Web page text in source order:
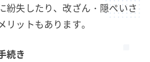
紛失したり、改ざん・隠ぺいさ
リットもあります。
続き